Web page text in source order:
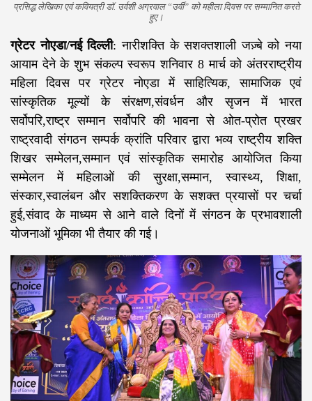
प्रसिद्ध लेखिका एवं कवियत्री डॉ. उर्वशी अग्रवाल “उर्वी” को महीला दिवस पर सम्मानित करते
हुए।
ग्रेटर नोएडा/नई दिल्ली: नारीशक्ति के सशक्तशाली जज़्बे को नया
आयाम देने के शुभ संकल्प स्वरूप शनिवार 8 मार्च को अंतरराष्ट्रीय
महिला दिवस पर ग्रेटर नोएडा में साहित्यिक, सामाजिक एवं
सांस्कृतिक मूल्यों के संरक्षण,संवर्धन और सृजन में भारत
सर्वोपरि,राष्ट्र सम्मान सर्वोपरि की भावना से ओत-प्रोत प्रखर
राष्ट्रवादी संगठन सम्पर्क क्रांति परिवार द्वारा भव्य राष्ट्रीय शक्ति
शिखर सम्मेलन,सम्मान एवं सांस्कृतिक समारोह आयोजित किया
सम्मेलन में महिलाओं की सुरक्षा,सम्मान, स्वास्थ्य, शिक्षा,
संस्कार,स्वालंबन और सशक्तिकरण के सशक्त प्रयासों पर चर्चा
हुई,संवाद के माध्यम से आने वाले दिनों में संगठन के प्रभावशाली
योजनाओं भूमिका भी तैयार की गई।